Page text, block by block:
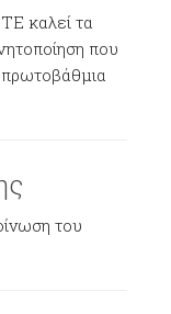
καλεί τα
που
του